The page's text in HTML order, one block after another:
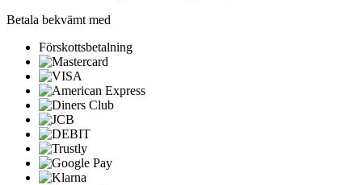
Betala bekvämt med
Förskottsbetalning